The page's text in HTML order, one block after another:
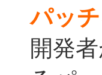
パッ
開発